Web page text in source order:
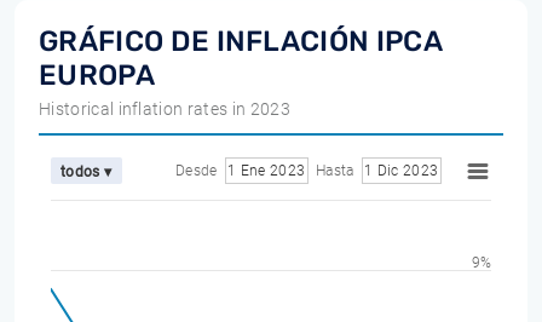
GRÁFICO DE INFLACIÓN IPCA
EUROPA
Historical inflation rates in 2023
todos ▾ Desde 1 Ene 2023 Hasta 1 Dic 2023
9%